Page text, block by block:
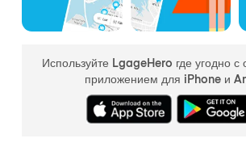
Используйте LgageHero где угодно
приложением для iPhone и